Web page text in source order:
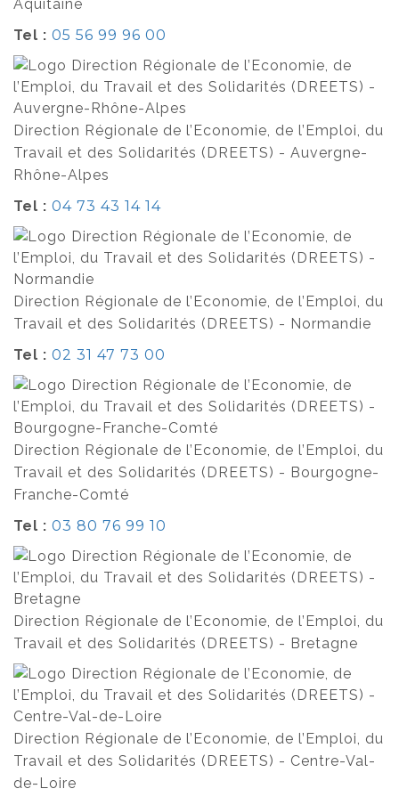
Aquitaine
Tel : 05 56 99 96 00
Direction Régionale de l’Economie, de l’Emploi, du
Travail et des Solidarités (DREETS) - Auvergne-
Rhône-Alpes
Tel : 04 73 43 14 14
Direction Régionale de l’Economie, de l’Emploi, du
Travail et des Solidarités (DREETS) - Normandie
Tel : 02 31 47 73 00
Direction Régionale de l’Economie, de l’Emploi, du
Travail et des Solidarités (DREETS) - Bourgogne-
Franche-Comté
Tel : 03 80 76 99 10
Direction Régionale de l’Economie, de l’Emploi, du
Travail et des Solidarités (DREETS) - Bretagne
Direction Régionale de l’Economie, de l’Emploi, du
Travail et des Solidarités (DREETS) - Centre-Val-
de-Loire